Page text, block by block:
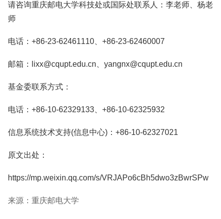
请咨询重庆邮电大学科技处或国际处联系人：李老师、杨老
师
电话：+86-23-62461110、+86-23-62460007
邮箱：lixx@cqupt.edu.cn、yangnx@cqupt.edu.cn
基金委联系方式：
电话：+86-10-62329133、+86-10-62325932
信息系统技术支持(信息中心)：+86-10-62327021
原文出处：
https://mp.weixin.qq.com/s/VRJAPo6cBh5dwo3zBwrSPw
来源：重庆邮电大学